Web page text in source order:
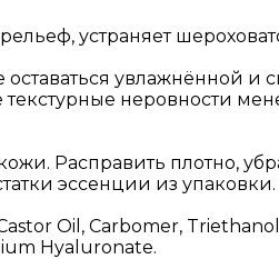
устраняет
увлажнённой и
неровности
Расправить плотно,
эссенции из упаковки.
Oil, Carbomer,
Hyaluronate.